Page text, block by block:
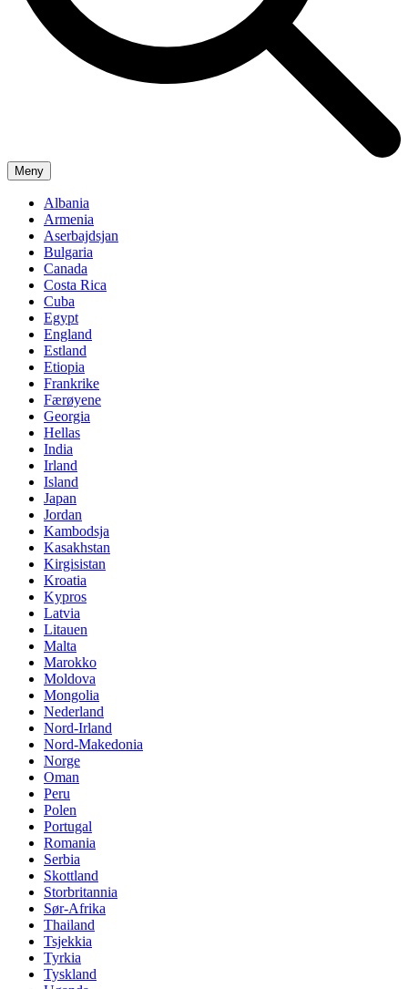
Meny
Albania
Armenia
Aserbajdsjan
Bulgaria
Canada
Costa Rica
Cuba
Egypt
England
Estland
Etiopia
Frankrike
Færøyene
Georgia
Hellas
India
Irland
Island
Japan
Jordan
Kambodsja
Kasakhstan
Kirgisistan
Kroatia
Kypros
Latvia
Litauen
Malta
Marokko
Moldova
Mongolia
Nederland
Nord-Irland
Nord-Makedonia
Norge
Oman
Peru
Polen
Portugal
Romania
Serbia
Skottland
Storbritannia
Sør-Afrika
Thailand
Tsjekkia
Tyrkia
Tyskland